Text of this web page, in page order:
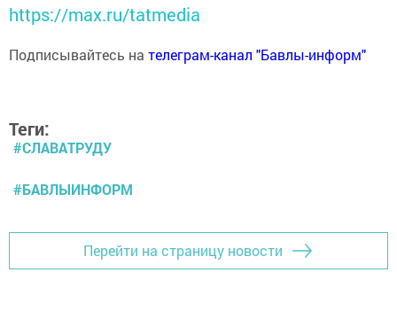
https://max.ru/tatmedia
Подписывайтесь на телеграм-канал "Бавлы-информ"
Теги:
#СЛАВАТРУДУ
#БАВЛЫИНФОРМ
Перейти на страницу новости